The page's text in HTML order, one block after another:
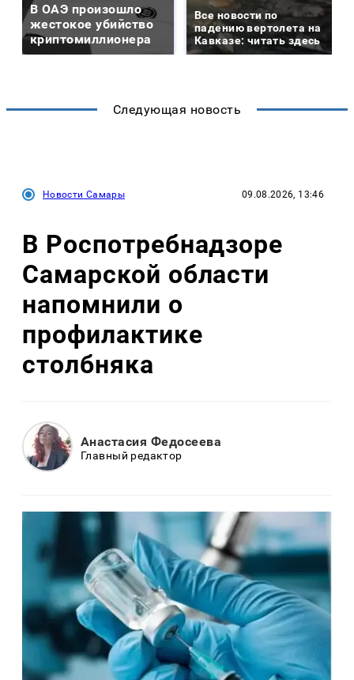
В ОАЭ произошло
жестокое убийство
криптомиллионера
Все новости по
падению вертолета на
Кавказе: читать здесь
Следующая новость
Новости Самары 09.08.2026, 13:46
В Роспотребнадзоре
Самарской области
напомнили о
профилактике
столбняка
Анастасия Федосеева
Главный редактор